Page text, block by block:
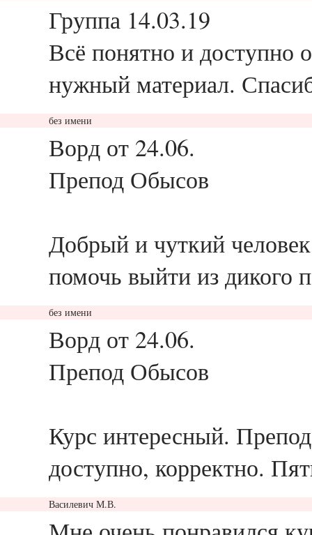
Группа 14.03.19
Всё понятно и доступно
нужный материал.
без имени
Ворд от 24.06.
Препод Обысов
Добрый и чуткий
помочь выйти из дикого
без имени
Ворд от 24.06.
Препод Обысов
Курс интересный.
доступно, корректно.
Василевич М.В.